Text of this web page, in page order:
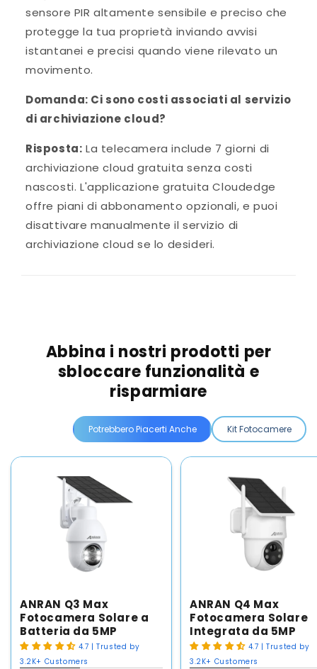
sensore PIR altamente sensibile e preciso che
protegge la tua proprietà inviando avvisi
istantanei e precisi quando viene rilevato un
movimento.
Domanda: Ci sono costi associati al servizio
di archiviazione cloud?
Risposta: La telecamera include 7 giorni di
archiviazione cloud gratuita senza costi
nascosti. L'applicazione gratuita Cloudedge
offre piani di abbonamento opzionali, e puoi
disattivare manualmente il servizio di
archiviazione cloud se lo desideri.
Abbina i nostri prodotti per
sbloccare funzionalità e
risparmiare
Potrebbero Piacerti Anche Kit Fotocamere
ANRAN Q3 Max
Fotocamera Solare a
Batteria da 5MP
4.7 | Trusted by
3.2K+ Customers
ANRAN Q4 Max
Fotocamera Solare
Integrata da 5MP
4.7 | Trusted by
3.2K+ Customers